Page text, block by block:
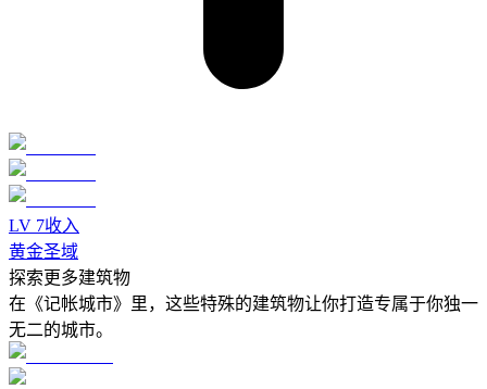
LV 7收入
黄金圣域
探索更多建筑物
在《记帐城市》里，这些特殊的建筑物让你打造专属于你独一
无二的城市。